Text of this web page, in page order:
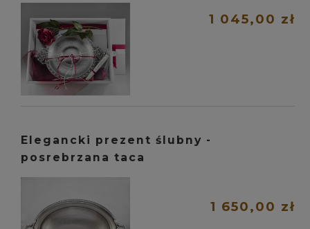
1 045,00 zł
Elegancki prezent ślubny -
posrebrzana taca
1 650,00 zł